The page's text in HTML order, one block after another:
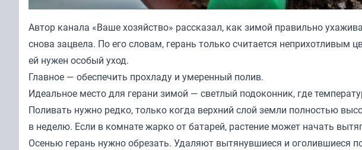
Автор канала «Ваше хозяйство» рассказал, как зимой правильно
снова зацвела. По его словам, герань только считается неприхотливым
ей нужен особый уход.
Главное — обеспечить прохладу и умеренный полив.
Идеальное место для герани зимой — светлый подоконник, где
Поливать нужно редко, только когда верхний слой земли полностью
в неделю. Если в комнате жарко от батарей, растение может начать
Осенью герань нужно обрезать. Удаляют вытянувшиеся и оголившиеся